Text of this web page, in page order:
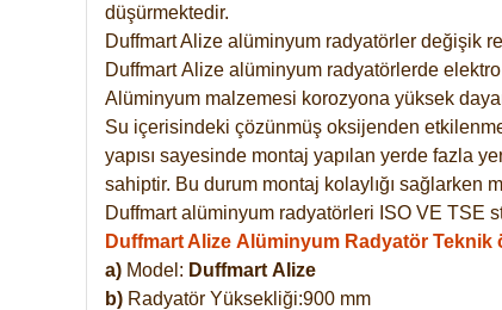
düşürmektedir.
Duffmart Alize alüminyum radyatörler değişik
DuffmartAlize alüminyum radyatörlerde
Alüminyum malzemesi korozyona yüksek
Su içerisindeki çözünmüş oksijenden
yapısı sayesinde montaj yapılan yerde fazla
sahiptir. Bu durum montaj kolaylığı sağlarken
Duffmart alüminyum radyatörleri ISO VE TSE
Duffmart Alize Alüminyum Radyatör Teknik
a) Model: Duffmart Alize
b) Radyatör Yüksekliği:900 mm